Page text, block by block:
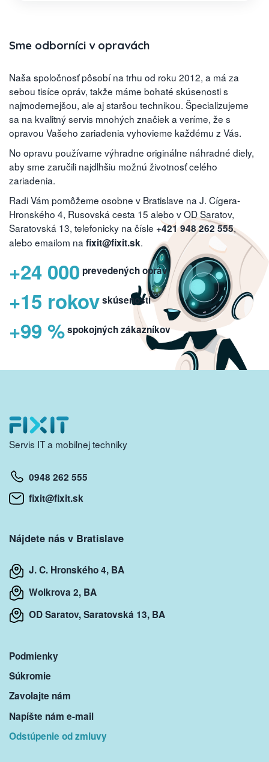
Sme odborníci v opravách
Naša spoločnosť pôsobí na trhu od roku 2012, a má za
sebou tisíce opráv, takže máme bohaté skúsenosti s
najmodernejšou, ale aj staršou technikou. Špecializujeme
sa na kvalitný servis mnohých značiek a veríme, že s
opravou Vašeho zariadenia vyhovieme každému z Vás.
No opravu používame výhradne originálne náhradné diely,
aby sme zaručili najdlhšiu možnú životnosť celého
zariadenia.
Radi Vám pomôžeme osobne v Bratislave na J. Cígera-
Hronského 4, Rusovská cesta 15 alebo v OD Saratov,
Saratovská 13, telefonicky na čísle +421 948 262 555,
alebo emailom na fixit@fixit.sk.
+24 000 prevedených opráv
+15 rokovskúseností
+99 %spokojných zákazníkov
Servis IT a mobilnej techniky
0948 262 555
fixit@fixit.sk
Nájdete nás v Bratislave
J. C. Hronského 4, BA
Wolkrova 2, BA
OD Saratov, Saratovská 13, BA
Podmienky
Súkromie
Zavolajte nám
Napíšte nám e-mail
Odstúpenie od zmluvy